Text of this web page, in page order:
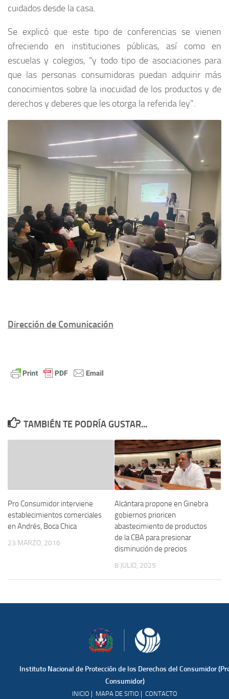
cuidados desde la casa.
Se explicó que este tipo de conferencias se vienen
ofreciendo en instituciones públicas, así como en
escuelas y colegios, “y todo tipo de asociaciones para
que las personas consumidoras puedan adquirir más
conocimientos sobre la inocuidad de los productos y de
derechos y deberes que les otorga la referida ley”.
Dirección de Comunicación
TAMBIÉN TE PODRÍA GUSTAR...
Pro Consumidor interviene
establecimientos comerciales
en Andrés, Boca Chica
23 MARZO, 2016
Alcántara propone en Ginebra
gobiernos prioricen
abastecimiento de productos
de la CBA para presionar
disminución de precios
8 JULIO, 2025
Instituto Nacional de Protección de los Derechos del Consumidor
Consumidor)
INICIO | MAPA DE SITIO | CONTACTO